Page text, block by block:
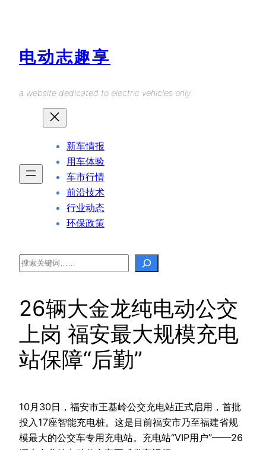
电动志趣享
a website dedicated to electric vehicles only.
新车情报
用车体验
车市行情
前沿技术
行业动态
环保政策
Search
26辆大金龙纯电动公交
上岗 福安最大规模充电
站保障“后勤”
10月30日，福安市王基岭公交充电站正式启用，首批
投入17座智能充电桩。这是目前福安市乃至福建省规
模最大的公交车专用充电站。充电站“VIP用户”——26